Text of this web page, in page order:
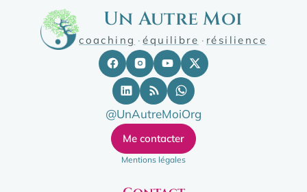
Un Autre Moi
coaching ·équilibre · résilience
@UnAutreMoiOrg
Me contacter
Mentions légales